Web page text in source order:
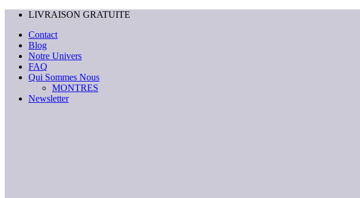
Passer
contenu
LIVRAISON GRATUITE
Contact
Blog
Notre Univers
FAQ
Qui Sommes Nous
MONTRES
Newsletter